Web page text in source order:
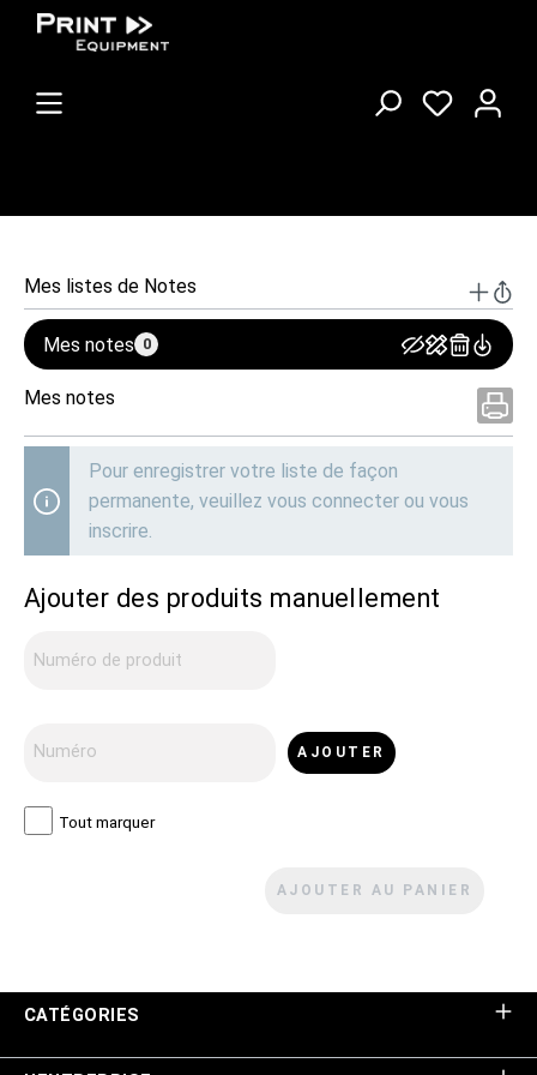
Mes listes de Notes
Mes notes 0
Mes notes
Pour enregistrer votre liste de façon
permanente, veuillez vous connecter ou vous
inscrire.
Ajouter des produits manuellement
AJOUTER
Tout marquer
AJOUTER AU PANIER
CATÉGORIES